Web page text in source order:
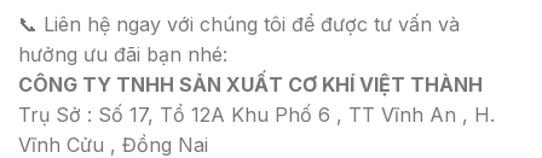
📞 Liên hệ ngay với chúng tôi để được tư vấn và
hưởng ưu đãi bạn nhé:
CÔNG TY TNHH SẢN XUẤT CƠ KHÍ VIỆT THÀNH
Trụ Sở : Số 17, Tổ 12A Khu Phố 6 , TT Vĩnh An , H.
Vĩnh Cửu , Đồng Nai